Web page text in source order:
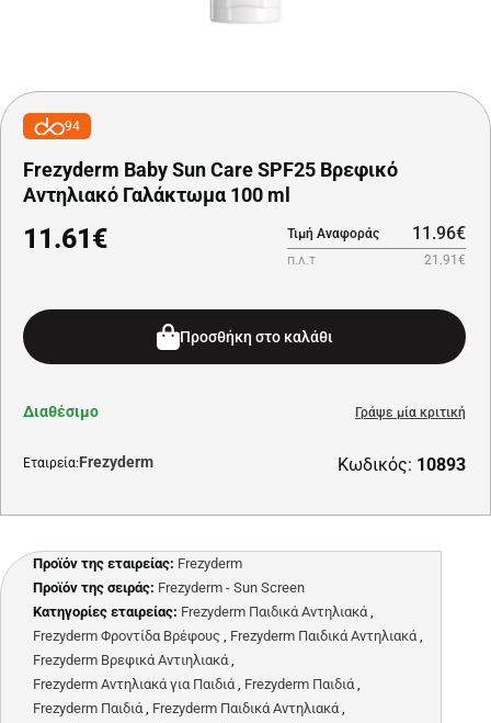
94
Frezyderm Baby Sun Care SPF25 Βρεφικό
Αντηλιακό Γαλάκτωμα 100 ml
11.61€ Τιμή Αναφοράς 11.96€
Π.Λ.Τ 21.91€
Προσθήκη στο καλάθι
Εταιρεία:Frezyderm Κωδικός: 10893
Διαθέσιμο Γράψε μία κριτική
Προϊόν της εταιρείας: Frezyderm
Προϊόν της σειράς: Frezyderm - Sun Screen
Κατηγορίες εταιρείας: Frezyderm Παιδικά Αντηλιακά,
Frezyderm Φροντίδα Βρέφους , Frezyderm Παιδικά Αντηλιακά,
Frezyderm Βρεφικά Αντιηλιακά,
Frezyderm Αντηλιακά για Παιδιά, Frezyderm Παιδιά,
Frezyderm Παιδιά, Frezyderm Παιδικά Αντηλιακά,